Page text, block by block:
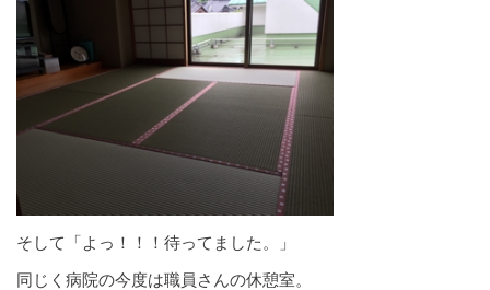
そして「よっ！！！待ってました。」
同じく病院の今度は職員さんの休憩室。